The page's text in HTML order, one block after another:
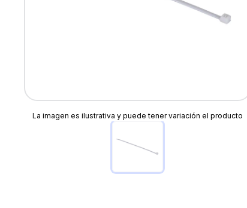
La imagen es ilustrativa y puede tener variación el producto